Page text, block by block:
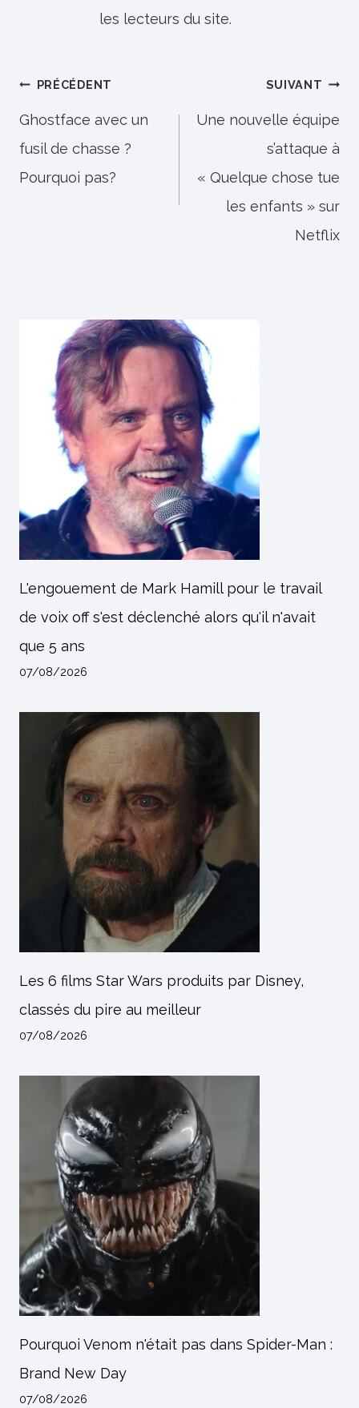
les lecteurs du site.
Navigation
de
l’article
PRÉCÉDENT
Ghostface avec un
fusil de chasse ?
Pourquoi pas?
SUIVANT
Une nouvelle équipe
s’attaque à
« Quelque chose tue
les enfants » sur
Netflix
L'engouement de Mark Hamill pour le travail
de voix off s'est déclenché alors qu'il n'avait
que 5 ans
07/08/2026
Les 6 films Star Wars produits par Disney,
classés du pire au meilleur
07/08/2026
Pourquoi Venom n'était pas dans Spider-Man :
Brand New Day
07/08/2026